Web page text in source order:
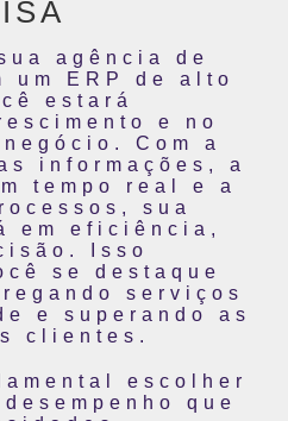
agência de
um ERP de alto
estará
e no
Com a
informações, a
tempo real e a
sua
em eficiência,
Isso
se destaque
serviços
e superando as
clientes.
escolher
que